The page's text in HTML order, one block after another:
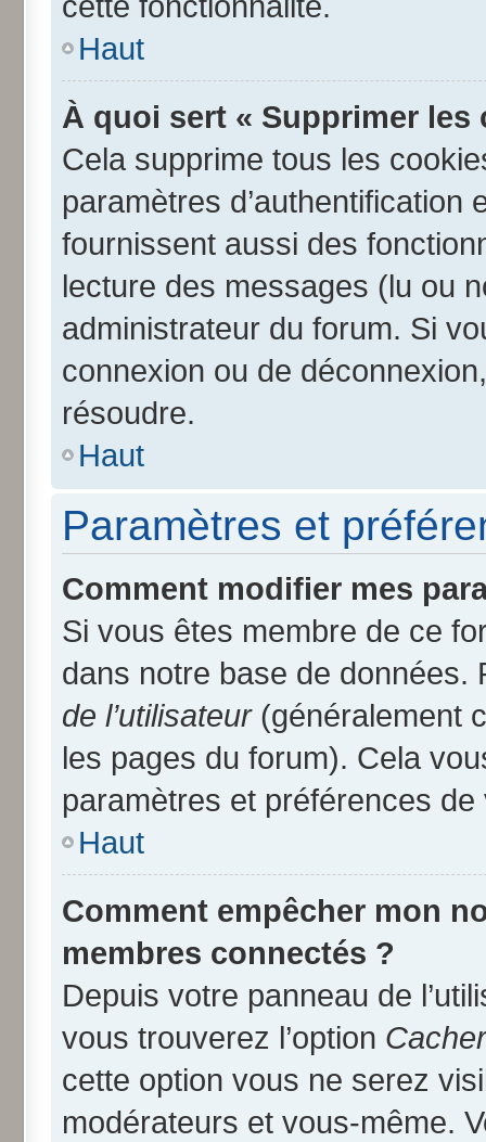
Haut
À quoi sert « Supprimer
Cela supprime tous les
paramètres
fournissent aussi des
lecture des messages (lu ou
administrateur du forum. Si
connexion ou de
résoudre.
Haut
Paramètres et
Comment modifier mes
Si vous êtes membre de ce
dans notre base de
de l’utilisateur(généralement
les pages du forum). Cela
paramètres et préférences
Haut
Comment empêcher mon
membres connectés ?
Depuis votre panneau de
vous trouverez l’option
cette option vous ne serez
modérateurs et vous-même.